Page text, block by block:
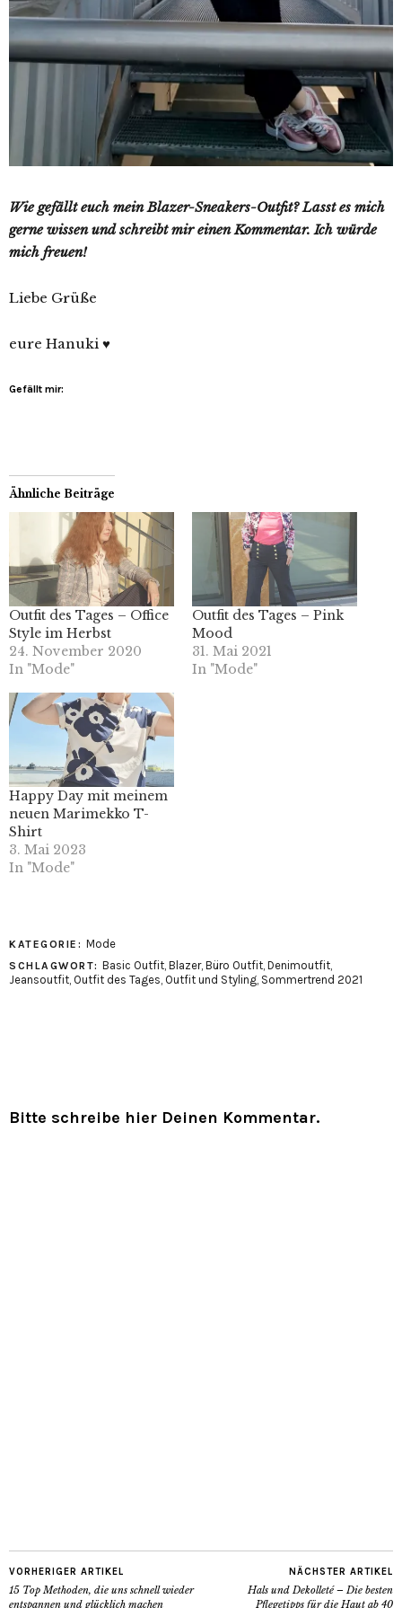
Wie gefällt euch mein Blazer-Sneakers-Outfit? Lasst es mich
gerne wissen und schreibt mir einen Kommentar. Ich würde
mich freuen!
Liebe Grüße
eure Hanuki ♥
Gefällt mir:
Ähnliche Beiträge
Outfit des Tages – Office
Style im Herbst
24. November 2020
In "Mode"
Outfit des Tages – Pink
Mood
31. Mai 2021
In "Mode"
Happy Day mit meinem
neuen Marimekko T-
Shirt
3. Mai 2023
In "Mode"
KATEGORIE: Mode
SCHLAGWORT: Basic Outfit, Blazer, Büro Outfit, Denimoutfit,
Jeansoutfit, Outfit des Tages, Outfit und Styling, Sommertrend 2021
Bitte schreibe hier Deinen Kommentar.
VORHERIGER ARTIKEL
15 Top Methoden, die uns schnell wieder
entspannen und glücklich machen
NÄCHSTER ARTIKEL
Hals und Dekolleté – Die besten
Pflegetipps für die Haut ab 40